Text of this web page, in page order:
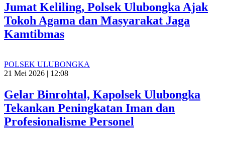
Jumat Keliling, Polsek Ulubongka Ajak
Tokoh Agama dan Masyarakat Jaga
Kamtibmas
POLSEK ULUBONGKA
21 Mei 2026 | 12:08
Gelar Binrohtal, Kapolsek Ulubongka
Tekankan Peningkatan Iman dan
Profesionalisme Personel